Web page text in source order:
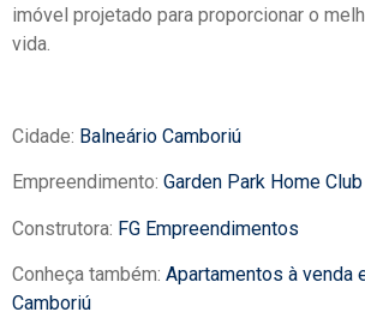
imóvel projetado para proporcionar o
vida.
Cidade: Balneário Camboriú
Empreendimento: Garden Park Home Club
Construtora: FG Empreendimentos
Conheça também: Apartamentos à venda
Camboriú